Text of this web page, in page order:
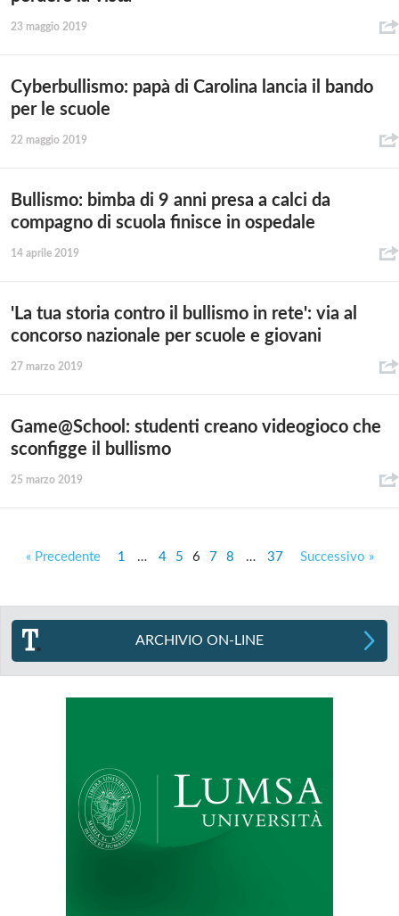
23 maggio 2019
Cyberbullismo: papà di Carolina lancia il bando
per le scuole
22 maggio 2019
Bullismo: bimba di 9 anni presa a calci da
compagno di scuola finisce in ospedale
14 aprile 2019
'La tua storia contro il bullismo in rete': via al
concorso nazionale per scuole e giovani
27 marzo 2019
Game@School: studenti creano videogioco che
sconfigge il bullismo
25 marzo 2019
« Precedente 1 … 4 5 6 7 8 … 37 Successivo »
ARCHIVIO ON-LINE